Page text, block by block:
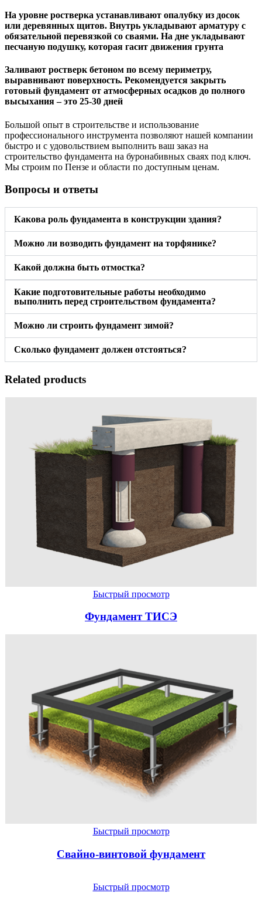
На уровне ростверка устанавливают опалубку из досок
или деревянных щитов. Внутрь укладывают арматуру с
обязательной перевязкой со сваями. На дне укладывают
песчаную подушку, которая гасит движения грунта
Заливают ростверк бетоном по всему периметру,
выравнивают поверхность. Рекомендуется закрыть
готовый фундамент от атмосферных осадков до полного
высыхания – это 25-30 дней
Большой опыт в строительстве и использование
профессионального инструмента позволяют нашей компании
быстро и с удовольствием выполнить ваш заказ на
строительство фундамента на буронабивных сваях под ключ.
Мы строим по Пензе и области по доступным ценам.
Вопросы и ответы
Какова роль фундамента в конструкции здания?
Можно ли возводить фундамент на торфянике?
Какой должна быть отмостка?
Какие подготовительные работы необходимо
выполнить перед строительством фундамента?
Можно ли строить фундамент зимой?
Сколько фундамент должен отстояться?
Related products
Быстрый просмотр
Фундамент ТИСЭ
Быстрый просмотр
Свайно-винтовой фундамент
Быстрый просмотр